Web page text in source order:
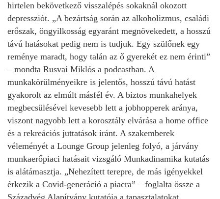
hirtelen bekövetkező visszalépés sokaknál okozott
depressziót. „A bezártság során az alkoholizmus, családi
erőszak, öngyilkosság egyaránt megnövekedett, a hosszú
távú hatásokat pedig nem is tudjuk. Egy szülőnek egy
reménye maradt, hogy talán az ő gyerekét ez nem érinti”
– mondta Rusvai Miklós a podcastban. A
munkakörülményeikre is jelentős, hosszú távú hatást
gyakorolt az elmúlt másfél év. A biztos munkahelyek
megbecsülésével kevesebb lett a jobhopperek aránya,
viszont nagyobb lett a korosztály elvárása a home office
és a rekreációs juttatások iránt. A szakemberek
véleményét a Lounge Group jelenleg folyó, a járvány
munkaerőpiaci hatásait vizsgáló Munkadinamika kutatás
is alátámasztja. „Nehezített terepre, de más igényekkel
érkezik a Covid-generáció a piacra” – foglalta össze a